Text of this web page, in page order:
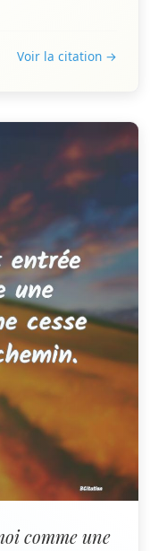
Voir la citation →
comme une